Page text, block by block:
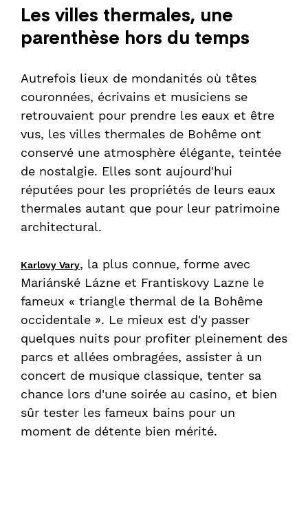
Les villes thermales, une
parenthèse hors du temps
Autrefois lieux de mondanités où têtes
couronnées, écrivains et musiciens se
retrouvaient pour prendre les eaux et être
vus, les villes thermales de Bohême ont
conservé une atmosphère élégante, teintée
de nostalgie. Elles sont aujourd'hui
réputées pour les propriétés de leurs eaux
thermales autant que pour leur patrimoine
architectural.
Karlovy Vary, la plus connue, forme avec
Mariánské Lázne et Frantiskovy Lazne le
fameux « triangle thermal de la Bohême
occidentale ». Le mieux est d'y passer
quelques nuits pour profiter pleinement des
parcs et allées ombragées, assister à un
concert de musique classique, tenter sa
chance lors d'une soirée au casino, et bien
sûr tester les fameux bains pour un
moment de détente bien mérité.